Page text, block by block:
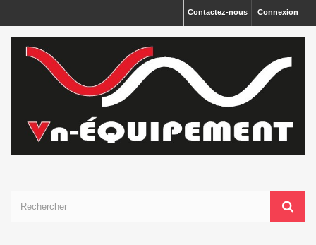
Connexion
Contactez-nous